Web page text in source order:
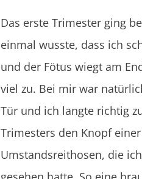
Das erste Trimester ging
einmal wusste, dass ich
und der Fötus wiegt am
viel zu. Bei mir war
Tür und ich langte richtig
Trimesters den Knopf
Umstandsreithosen, die